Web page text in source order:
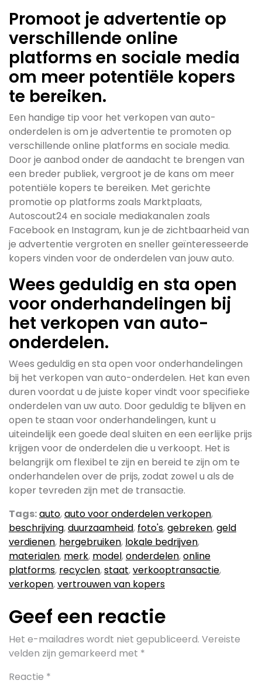
Promoot je advertentie op
verschillende online
platforms en sociale media
om meer potentiële kopers
te bereiken.
Een handige tip voor het verkopen van auto-
onderdelen is om je advertentie te promoten op
verschillende online platforms en sociale media.
Door je aanbod onder de aandacht te brengen van
een breder publiek, vergroot je de kans om meer
potentiële kopers te bereiken. Met gerichte
promotie op platforms zoals Marktplaats,
Autoscout24 en sociale mediakanalen zoals
Facebook en Instagram, kun je de zichtbaarheid van
je advertentie vergroten en sneller geïnteresseerde
kopers vinden voor de onderdelen van jouw auto.
Wees geduldig en sta open
voor onderhandelingen bij
het verkopen van auto-
onderdelen.
Wees geduldig en sta open voor onderhandelingen
bij het verkopen van auto-onderdelen. Het kan even
duren voordat u de juiste koper vindt voor specifieke
onderdelen van uw auto. Door geduldig te blijven en
open te staan voor onderhandelingen, kunt u
uiteindelijk een goede deal sluiten en een eerlijke prijs
krijgen voor de onderdelen die u verkoopt. Het is
belangrijk om flexibel te zijn en bereid te zijn om te
onderhandelen over de prijs, zodat zowel u als de
koper tevreden zijn met de transactie.
Tags:auto,auto voor onderdelen verkopen,
beschrijving,duurzaamheid, foto's,gebreken,geld
verdienen, hergebruiken, lokale bedrijven,
materialen, merk, model,onderdelen,online
platforms, recyclen,staat,verkooptransactie,
verkopen,vertrouwen van kopers
Geef een reactie
Het e-mailadres wordt niet gepubliceerd. Vereiste
velden zijn gemarkeerd met *
Reactie *